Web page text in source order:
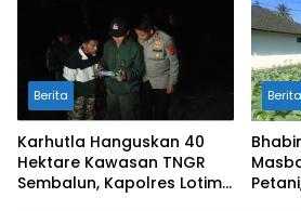
Berita
Karhutla Hanguskan 40
Hektare Kawasan TNGR
Sembalun, Kapolres Lotim
Berita